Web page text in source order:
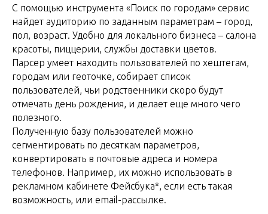
С помощью инструмента «Поиск по городам» сервис
найдет аудиторию по заданным параметрам – город,
пол, возраст. Удобно для локального бизнеса – салона
красоты, пиццерии, службы доставки цветов.
Парсер умеет находить пользователей по хештегам,
городам или геоточке, собирает список
пользователей, чьи родственники скоро будут
отмечать день рождения, и делает еще много чего
полезного.
Полученную базу пользователей можно
сегментировать по десяткам параметров,
конвертировать в почтовые адреса и номера
телефонов. Например, их можно использовать в
рекламном кабинете Фейсбука*, если есть такая
возможность, или email-рассылке.